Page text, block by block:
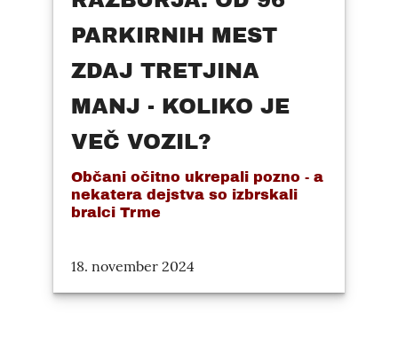
PARKIRNIH MEST
ZDAJ TRETJINA
MANJ - KOLIKO JE
VEČ VOZIL?
Občani očitno ukrepali pozno - a
nekatera dejstva so izbrskali
bralci Trme
18. november 2024